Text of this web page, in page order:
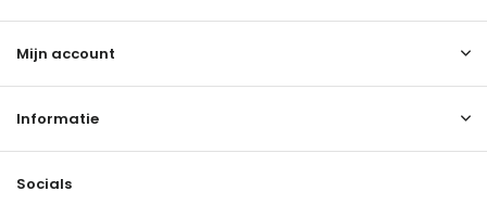
Mijn account
Informatie
Socials